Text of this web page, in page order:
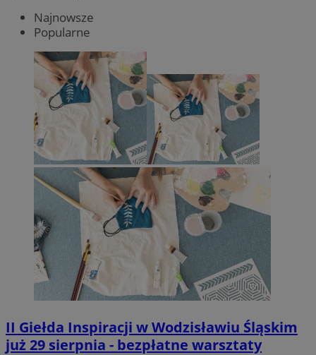
Najnowsze
Popularne
II Giełda Inspiracji w Wodzisławiu Śląskim
już 29 sierpnia - bezpłatne warsztaty